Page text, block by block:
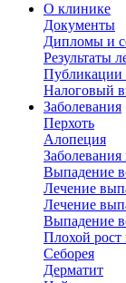
О клинике
Документы
Дипломы и
Результаты
Налоговый
Заболевания
Перхоть
Алопеция
Выпадение
Лечение
Лечение
Выпадение
Плохой рост
Cеборея
Дерматит